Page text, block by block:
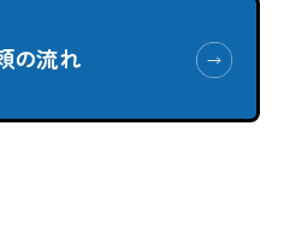
の流れ